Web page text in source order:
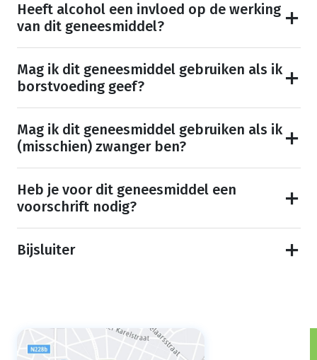
Heeft alcohol een invloed op de werking
van dit geneesmiddel?
Mag ik dit geneesmiddel gebruiken als ik
borstvoeding geef?
Mag ik dit geneesmiddel gebruiken als ik
(misschien) zwanger ben?
Heb je voor dit geneesmiddel een
voorschrift nodig?
Bijsluiter